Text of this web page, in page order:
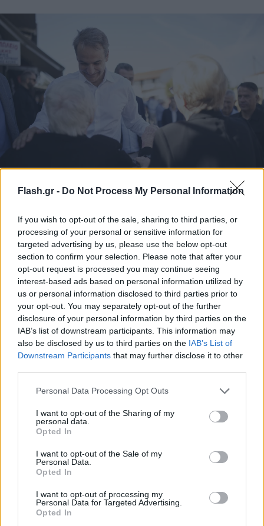
Flash.gr - Do Not Process My Personal Information
If you wish to opt-out of the sale, sharing to third parties, or
processing of your personal or sensitive information for
targeted advertising by us, please use the below opt-out
section to confirm your selection. Please note that after your
opt-out request is processed you may continue seeing
interest-based ads based on personal information utilized by
us or personal information disclosed to third parties prior to
your opt-out. You may separately opt-out of the further
disclosure of your personal information by third parties on the
IAB’s list of downstream participants. This information may
also be disclosed by us to third parties on the IAB’s List of
Downstream Participants that may further disclose it to other
Please note that this website/app uses one or more Google
not limited to your visit or usage behaviour. You may click to
grant or deny consent to Google and its third-party tags to
use your data for below specified purposes in below Google
consent section.
Personal Data Processing Opt Outs
I want to opt-out of the Sharing of my
personal data.
Opted In
I want to opt-out of the Sale of my
Personal Data.
Opted In
I want to opt-out of processing my
Personal Data for Targeted Advertising.
Opted In
Γραφείο Τύπου Πρωθυπουργού
Γραφείο Τύπου Πρωθυπουργού